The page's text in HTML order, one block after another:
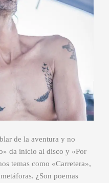
de la aventura y no
da inicio al disco y «Por
temas como «Carretera»,
¿Son poemas